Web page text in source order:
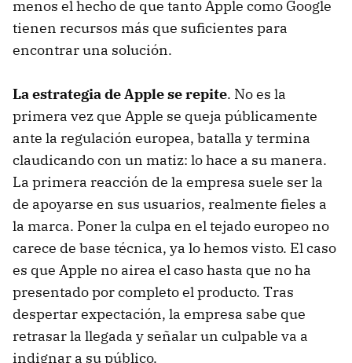
menos el hecho de que tanto Apple como Google
tienen recursos más que suficientes para
encontrar una solución.
La estrategia de Apple se repite. No es la
primera vez que Apple se queja públicamente
ante la regulación europea, batalla y termina
claudicando con un matiz: lo hace a su manera.
La primera reacción de la empresa suele ser la
de apoyarse en sus usuarios, realmente fieles a
la marca. Poner la culpa en el tejado europeo no
carece de base técnica, ya lo hemos visto. El caso
es que Apple no airea el caso hasta que no ha
presentado por completo el producto. Tras
despertar expectación, la empresa sabe que
retrasar la llegada y señalar un culpable va a
indignar a su público.